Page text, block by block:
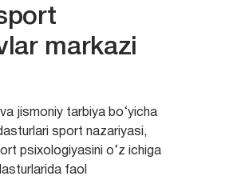
markazi
jismoniy tarbiya bo‘yicha
sport nazariyasi,
psixologiyasini o‘z ichiga
faol